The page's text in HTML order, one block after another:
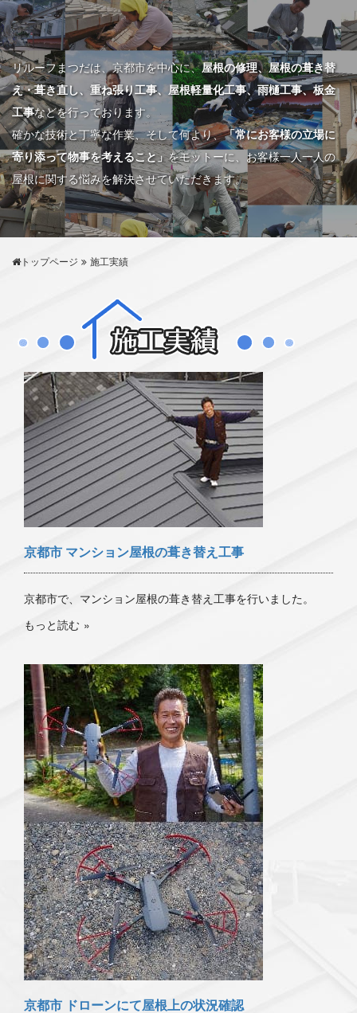
リルーフまつだは、京都市を中心に、屋根の修理、屋根の葺き替
え・葺き直し、重ね張り工事、屋根軽量化工事、雨樋工事、板金
工事などを行っております。
確かな技術と丁寧な作業、そして何より、「常にお客様の立場に
寄り添って物事を考えること」をモットーに、お客様一人一人の
屋根に関する悩みを解決させていただきます。
トップページ 施工実績
京都市 マンション屋根の葺き替え工事
京都市で、マンション屋根の葺き替え工事を行いました。
もっと読む
京都市 ドローンにて屋根上の状況確認